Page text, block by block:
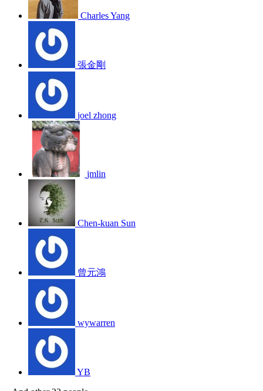
Charles Yang
張金剛
joel zhong
jmlin
Chen-kuan Sun
曾元鴻
wywarren
YB